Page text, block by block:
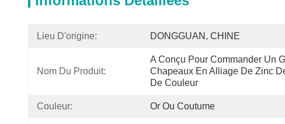
Lieu D'origine: DONGGUAN, CHINE
Nom Du Produit:
A Conçu Pour Commander Un
Chapeaux En Alliage De Zinc
De Couleur
Couleur: Or Ou Coutume